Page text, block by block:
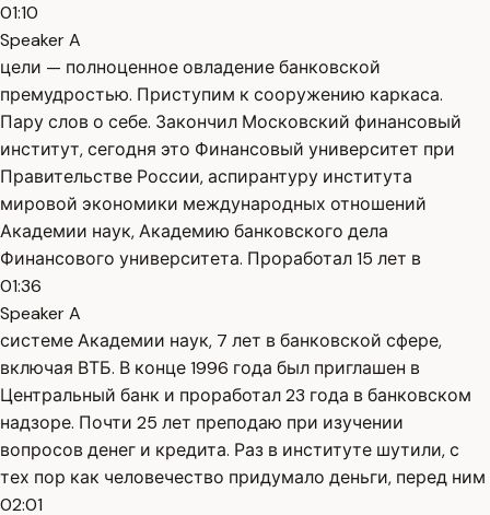
01:10
Speaker A
цели — полноценное овладение банковской
премудростью. Приступим к сооружению каркаса.
Пару слов о себе. Закончил Московский финансовый
институт, сегодня это Финансовый университет при
Правительстве России, аспирантуру института
мировой экономики международных отношений
Академии наук, Академию банковского дела
Финансового университета. Проработал 15 лет в
01:36
Speaker A
системе Академии наук, 7 лет в банковской сфере,
включая ВТБ. В конце 1996 года был приглашен в
Центральный банк и проработал 23 года в банковском
надзоре. Почти 25 лет преподаю при изучении
вопросов денег и кредита. Раз в институте шутили, с
тех пор как человечество придумало деньги, перед ним
02:01